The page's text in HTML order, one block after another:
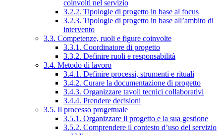
coinvolti nel servizio
3.2.2. Tipologie di progetto in base al focus
3.2.3. Tipologie di progetto in base all’ambito di
intervento
3.3. Competenze, ruoli e figure coinvolte
3.3.1. Coordinatore di progetto
3.3.2. Definire ruoli e responsabilità
3.4. Metodo di lavoro
3.4.1. Definire processi, strumenti e rituali
3.4.2. Curare la documentazione di progetto
3.4.3. Organizzare tavoli tecnici collaborativi
3.4.4. Prendere decisioni
3.5. Il processo progettuale
3.5.1. Organizzare il progetto e la sua gestione
3.5.2. Comprendere il contesto d’uso del servizio